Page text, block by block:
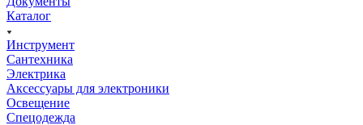
Каталог
Инструмент
Сантехника
Электрика
Аксессуары для электроники
Освещение
Спецодежда